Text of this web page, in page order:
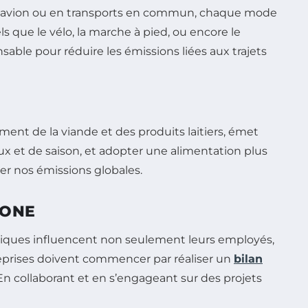
ou en transports en commun, chaque mode
le vélo, la marche à pied, ou encore le
pour réduire les émissions liées aux trajets
de la viande et des produits laitiers, émet
et de saison, et adopter une alimentation plus
nos émissions globales.
influencent non seulement leurs employés,
doivent commencer par réaliser un bilan
collaborant et en s’engageant sur des projets